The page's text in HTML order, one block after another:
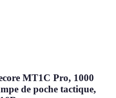
MT1C Pro, 1000
de poche tactique,